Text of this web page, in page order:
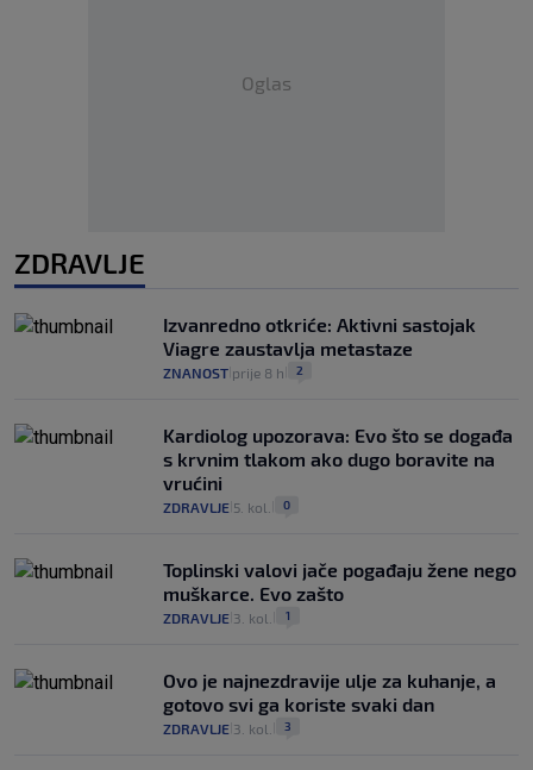
Oglas
ZDRAVLJE
Izvanredno otkriće: Aktivni sastojak
Viagre zaustavlja metastaze
ZNANOST prije 8 h 2
Kardiolog upozorava: Evo što se događa
s krvnim tlakom ako dugo boravite na
vrućini
ZDRAVLJE 5. kol. 0
Toplinski valovi jače pogađaju žene nego
muškarce. Evo zašto
ZDRAVLJE 3. kol. 1
Ovo je najnezdravije ulje za kuhanje, a
gotovo svi ga koriste svaki dan
ZDRAVLJE 3. kol. 3